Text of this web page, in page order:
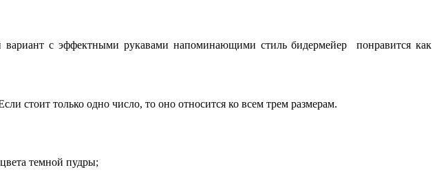
с эффектными рукавами напоминающими стиль бидермейер понравится как
стоит только одно число, то оно относится ко всем трем размерам.
темной пудры;